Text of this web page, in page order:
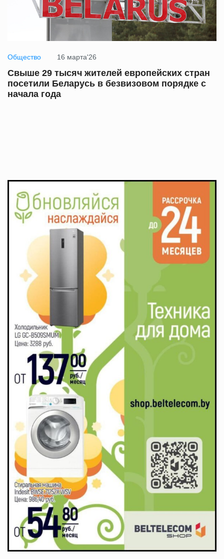
Общество 16 марта'26
Свыше 29 тысяч жителей европейских стран
посетили Беларусь в безвизовом порядке с
начала года